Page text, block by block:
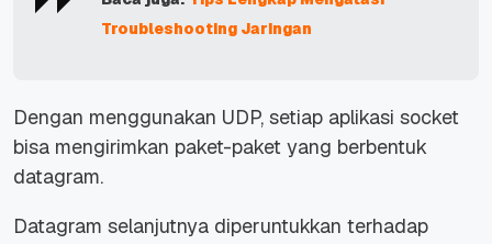
Troubleshooting Jaringan
Dengan menggunakan UDP, setiap aplikasi socket
bisa mengirimkan paket-paket yang berbentuk
datagram.
Datagram selanjutnya diperuntukkan terhadap